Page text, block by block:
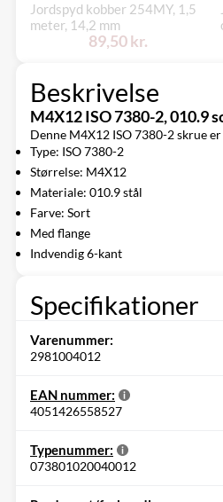
Jordspyd kobber 254MY, 1,5
meter, 14,2 mm
89,50 kr.
Beskrivelse
M4X12 ISO 7380-2, 010.9
Denne M4X12 ISO 7380-2 skrue
Type: ISO 7380-2
Størrelse: M4X12
Materiale: 010.9 stål
Farve: Sort
Med flange
Indvendig 6-kant
Specifikationer
Varenummer:
2981004012
EAN nummer:
4051426558527
Typenummer:
073801020040012